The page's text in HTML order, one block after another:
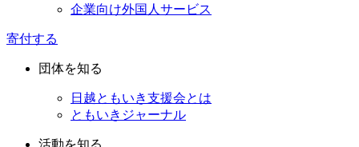
企業向け外国人サービス
寄付する
団体を知る
日越ともいき支援会とは
ともいきジャーナル
活動を知る